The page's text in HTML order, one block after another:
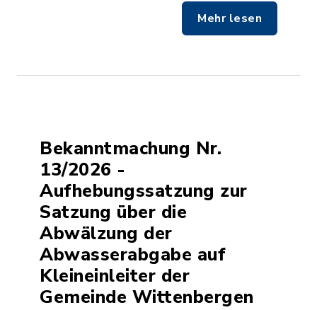
Mehr lesen
Bekanntmachung Nr.
13/2026 -
Aufhebungssatzung zur
Satzung über die
Abwälzung der
Abwasserabgabe auf
Kleineinleiter der
Gemeinde Wittenbergen